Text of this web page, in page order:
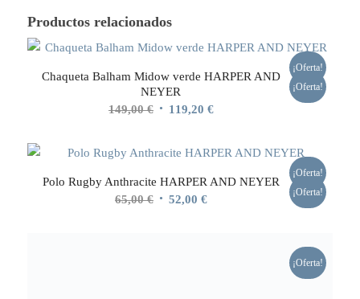
Productos relacionados
¡Oferta!
Chaqueta Balham Midow verde HARPER AND
NEYER
149,00€ El
original
149,00 €.
119,20 €El
actual
119,20 €.
¡Oferta!
¡Oferta!
Polo Rugby Anthracite HARPER AND NEYER
65,00€ El 52,00 €El
¡Oferta!
¡Oferta!